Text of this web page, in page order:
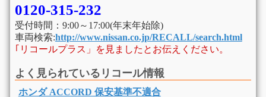
0120-315-232
受付時間：9:00～17:00(年末年始除)
車両検索:http://www.nissan.co.jp/RECALL/search.html
｢リコールプラス」を見ましたとお伝えください。
よく見られているリコール情報
ホンダ ACCORD 保安基準不適合